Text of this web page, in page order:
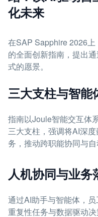
化未来
在SAP Sapphire 2026
的全面创新指南，提出
式的愿景。
三大支柱与智能
指南以Joule智能交互体
三大支柱，强调将AI深
务，推动跨职能协同与自
人机协同与业务
通过AI助手与智能体，
重复性任务与数据驱动